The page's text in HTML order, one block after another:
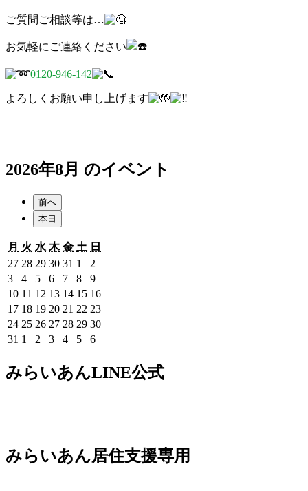
ご質問ご相談等は…
お気軽にご連絡ください
0120-946-142
よろしくお願い申し上げます
2026年8月 のイベント
前へ
本日
月 月
曜
日
火 火
曜
日
水 水
曜
日
木木
曜
日
金金
曜
日
土 土
曜
日
日
272026
年
7
月
27
日
282026
年
7
月
28
日
292026
年
7
月
29
日
302026
年
7
月
30
日
31 2026
年
7
月
31
日
1
2026
年
8
月
1
日
2
年
8
月
2
日
32026
年
8
月
3
日
42026
年
8
月
4
日
52026
年
8
月
5
日
62026
年
8
月
6
日
72026
年
8
月
7
日
82026
年
8
月
8
日
92026
年
8
月
9
日
102026
年
8
月
10
11 2026
年
8
月
11
12 2026
年
8
月
12
132026
年
8
月
13
142026
年
8
月
14
152026
年
8
月
15
162026
8
172026
年
8
日
182026
年
8
日
192026
年
8
日
202026
年
日
21 2026
年
8
日
22 2026
年
8
日
232026
年
日
242026
年
月
24
252026
年
25
262026
年
26
272026
年
月
27
282026
年
月
28
292026
年
29
302026
30
31 2026
月
1
2026
9
月
2 2026
9
月
32026
月
42026
9
月
52026
9
月
62026
9
月
みらいあんLINE公式
みらいあん居住支援専用